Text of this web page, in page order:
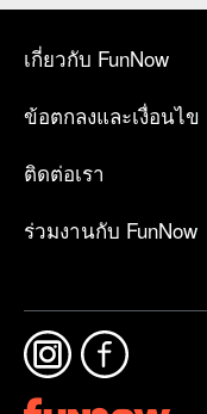
เกี่ยวกับ FunNow
ข้อตกลงและเงื่อนไข
ติดต่อเรา
ร่วมงานกับ FunNow